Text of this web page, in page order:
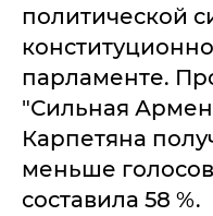
политической
парламенте.
"Сильная
Карпетяна
меньше
составила 58 %.